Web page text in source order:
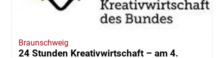
Braunschweig
24 Stunden Kreativwirtschaft – am 4.